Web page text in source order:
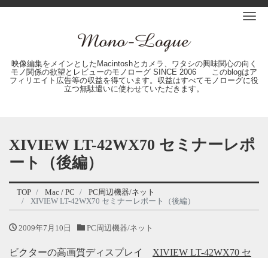
映像編集をメインとしたMacintoshとカメラ、ワタシの興味関心の向く
モノ関係の欲望とレビューのモノローグ SINCE 2006 このblogはア
フィリエイト広告等の収益を得ています。収益はすべてモノローグに役
立つ無駄遣いに使わせていただきます。
XIVIEW LT-42WX70 セミナーレポ
ート（後編）
TOP Mac / PC
PC周辺機器/ネット
XIVIEW LT-42WX70 セミナーレポート（後編）
2009年7月10日 PC周辺機器/ネット
ビクターの高画質ディスプレイ XIVIEW LT-42WX70 セ